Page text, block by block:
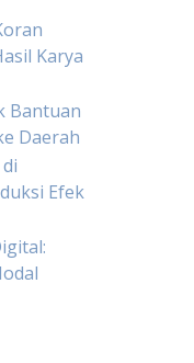
Karya
Bantuan
Daerah
Efek